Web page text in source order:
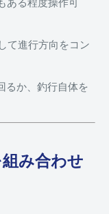
て進行方向をコン
るか、釣行自体を
組み合わせ